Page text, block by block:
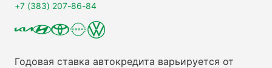
+7 (383) 207-86-84
Годовая ставка автокредита варьируется от